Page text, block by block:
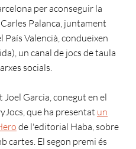
per aconseguir la
Palanca, juntament
Valencià, condueixen
un canal de jocs de taula
socials.
Joel Garcia, conegut en el
que ha presentat un
de l'editorial Haba, sobre
cartes. El segon premi és